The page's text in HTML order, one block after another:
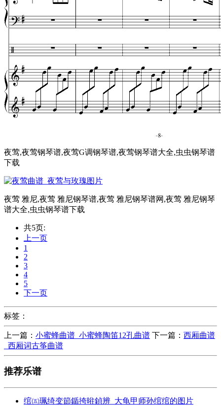
夜莺,夜莺钢琴谱,夜莺G调钢琴谱,夜莺钢琴谱大全,虫虫钢琴谱
下载
夜莺 雅尼,夜莺 雅尼钢琴谱,夜莺 雅尼钢琴谱网,夜莺 雅尼钢琴
谱大全,虫虫钢琴谱下载
共5页:
上一页
1
2
3
4
5
下一页
标签：
上一篇： 小蜜蜂曲谱_小蜜蜂陶笛12孔曲谱 下一篇： 西厢曲谱
_西厢词古筝曲谱
推荐乐谱
绾㈤珮绮变節鍎挎暀鍞辨_大龟甲师孙绾绾的图片